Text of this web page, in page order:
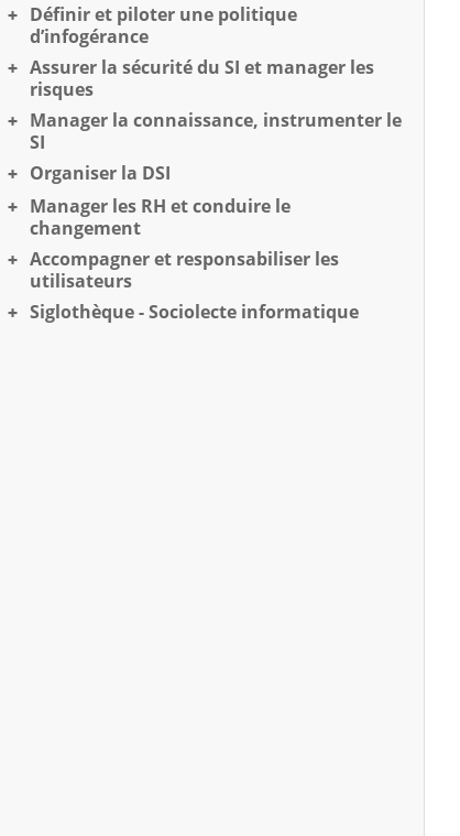
Définir et piloter une politique
d’infogérance
Assurer la sécurité du SI et manager les
risques
Manager la connaissance, instrumenter le
SI
Organiser la DSI
Manager les RH et conduire le
changement
Accompagner et responsabiliser les
utilisateurs
Siglothèque - Sociolecte informatique